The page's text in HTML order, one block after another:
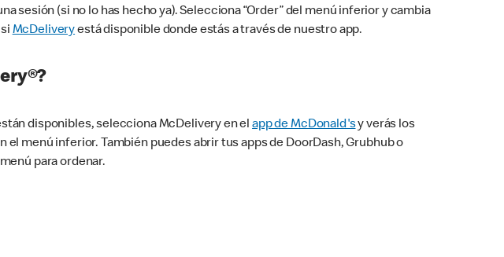
sesión (si no lo has hecho ya). Selecciona “Order” del menú inferior y cambia
McDeliveryestá disponible donde estás a través de nuestro app.
disponibles, selecciona McDelivery en elapp de McDonald'sy verás los
menú inferior. También puedes abrir tus apps de DoorDash, Grubhub o
para ordenar.